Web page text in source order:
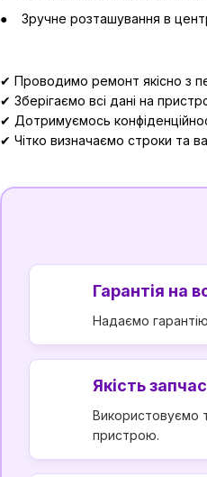
Зручне розташування в
✔ Проводимо ремонт якісно з
✔ Зберігаємо всі дані на
✔ Дотримуємось
✔ Чітко визначаємо строки та
Гарантія на
Надаємо
Якість
Використовуємо
пристрою.